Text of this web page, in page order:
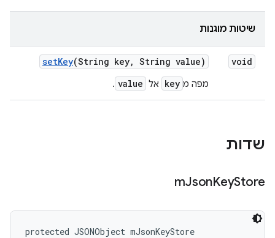
שיטות מוגנות
void
setKey(String key, String value)
מפה מ key אל value
.
שדות
mJsonKeyStore
protected JSONObject mJsonKeyStore